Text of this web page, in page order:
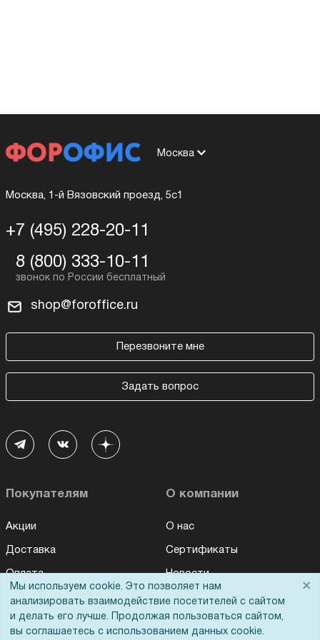
Москва
Москва, 1-й Вязовский проезд, 5с1
+7 (495) 228-20-11
8 (800) 333-10-11
shop@foroffice.ru
Перезвоните мне
Задать вопрос
Покупателям
Акции
Доставка
Оплата
Для дилеров
Лизинг
О компании
О нас
Сертификаты
Новости
Статьи
Контакты
Мы используем cookie. Это позволяет нам
анализировать взаимодействие посетителей с сайтом
и делать его лучше. Продолжая пользоваться сайтом,
вы соглашаетесь с использованием данных cookie.
×